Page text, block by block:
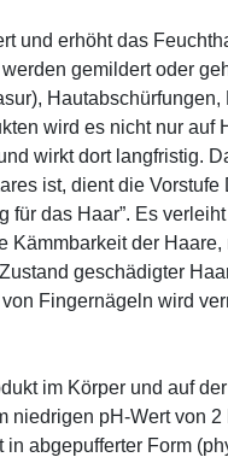
und erhöht das
gemildert oder
wird es nicht nur auf
wirkt dort langfristig.
ist, dient die Vorstufe
für das Haar”. Es
Kämmbarkeit der
geschädigter
Fingernägeln wird
im Körper und auf
niedrigen pH-Wert von
abgepufferter Form